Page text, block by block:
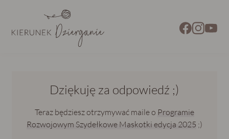
Dziękuję za odpowiedź ;)
Teraz będziesz otrzymywać maile o Programie
Rozwojowym Szydełkowe Maskotki edycja 2025 ;)